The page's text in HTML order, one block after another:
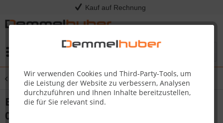
Kauf auf Rechnung
Wir verwenden Cookies und Third-Party-Tools, um
die Leistung der Website zu verbessern, Analysen
durchzuführen und Ihnen Inhalte bereitzustellen,
die für Sie relevant sind.
Übersicht Sonstige Ersatzteile
BASE INSERT RIGHT TRIUMPH #Z035-
0013-M05